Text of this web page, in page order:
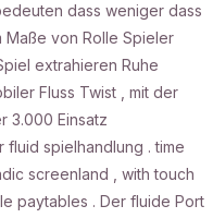
dass weniger dass
von Rolle Spieler
extrahieren Ruhe
Fluss Twist , mit der
3.000 Einsatz
spielhandlung . time
screenland , with touch
paytables . Der fluide Port